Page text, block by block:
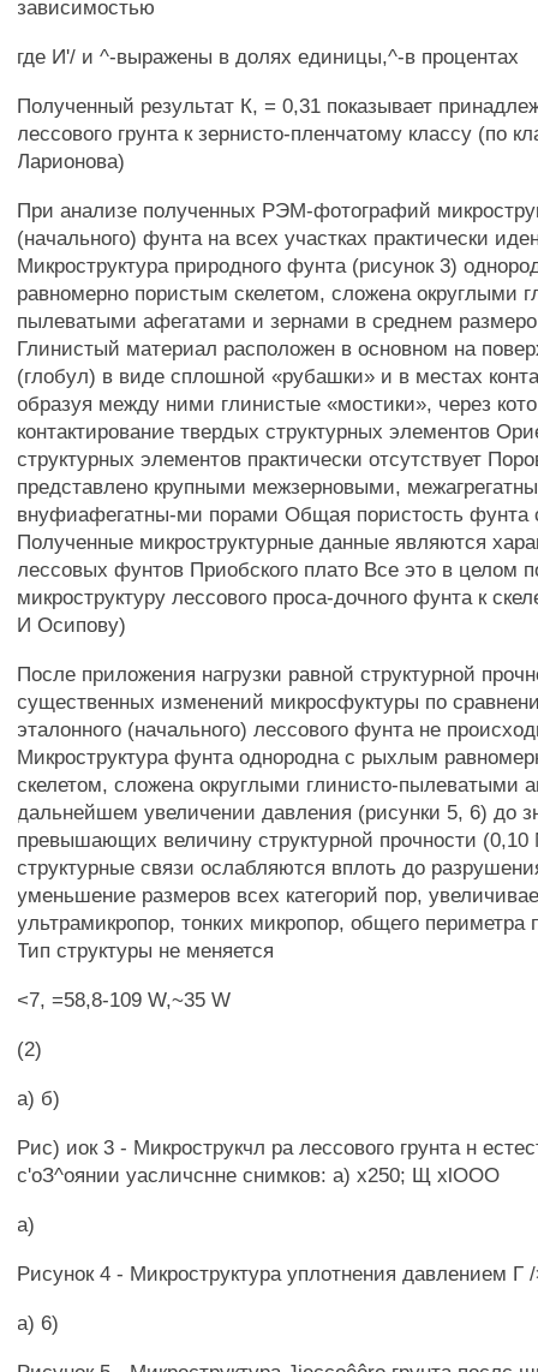
зависимостью
где И'/ и ^-выражены в долях единицы,^-в процентах
Полученный результат К, = 0,31 показывает
лессового грунта к зернисто-пленчатому классу (по
Ларионова)
При анализе полученных РЭМ-фотографий
(начального) фунта на всех участках практически
Микроструктура природного фунта (рисунок 3)
равномерно пористым скелетом, сложена округлыми
пылеватыми афегатами и зернами в среднем
Глинистый материал расположен в основном на
(глобул) в виде сплошной «рубашки» и в местах
образуя между ними глинистые «мостики», через
контактирование твердых структурных элементов
структурных элементов практически отсутствует
представлено крупными межзерновыми,
внуфиафегатны-ми порами Общая пористость фунта
Полученные микроструктурные данные являются
лессовых фунтов Приобского плато Все это в целом
микроструктуру лессового проса-дочного фунта к
И Осипову)
После приложения нагрузки равной структурной
существенных изменений микросфуктуры по
эталонного (начального) лессового фунта не
Микроструктура фунта однородна с рыхлым
скелетом, сложена округлыми глинисто-пылеватыми
дальнейшем увеличении давления (рисунки 5, 6) до
превышающих величину структурной прочности
структурные связи ослабляются вплоть до
уменьшение размеров всех категорий пор,
ультрамикропор, тонких микропор, общего периметра
Тип структуры не меняется
<7, =58,8-109 W,~35 W
(2)
а) б)
Рис) иок 3 - Микрострукчл ра лессового грунта н
с'оЗ^оянии уасличснне снимков: а) х250; Щ xlOOO
а)
Рисунок 4 - Микроструктура уплотнения давлением Г
а) 6)